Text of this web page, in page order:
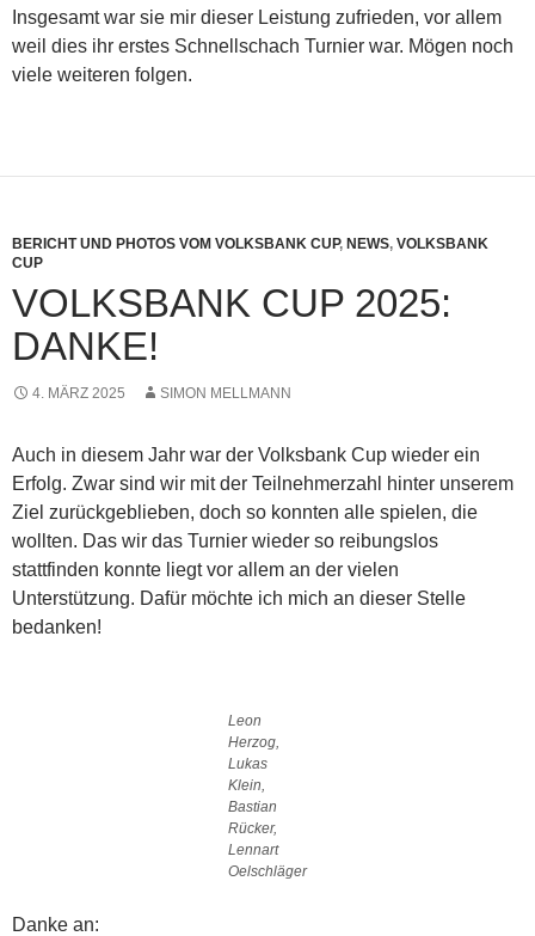
Insgesamt war sie mir dieser Leistung zufrieden, vor allem
weil dies ihr erstes Schnellschach Turnier war. Mögen noch
viele weiteren folgen.
BERICHT UND PHOTOS VOM VOLKSBANK CUP, NEWS, VOLKSBANK
CUP
VOLKSBANK CUP 2025:
DANKE!
4. MÄRZ 2025 SIMON MELLMANN
Auch in diesem Jahr war der Volksbank Cup wieder ein
Erfolg. Zwar sind wir mit der Teilnehmerzahl hinter unserem
Ziel zurückgeblieben, doch so konnten alle spielen, die
wollten. Das wir das Turnier wieder so reibungslos
stattfinden konnte liegt vor allem an der vielen
Unterstützung. Dafür möchte ich mich an dieser Stelle
bedanken!
Leon
Herzog,
Lukas
Klein,
Bastian
Rücker,
Lennart
Oelschläger
Danke an: